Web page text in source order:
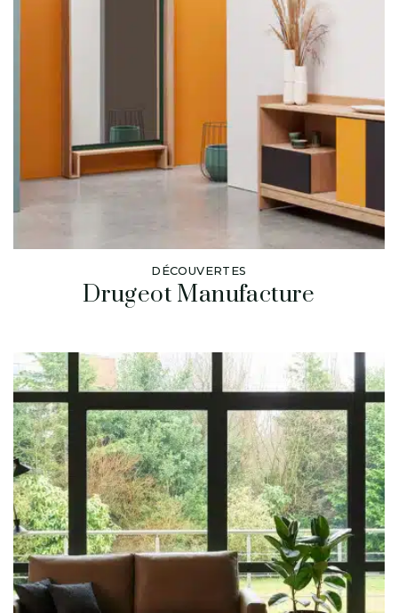
DÉCOUVERTES
Drugeot Manufacture